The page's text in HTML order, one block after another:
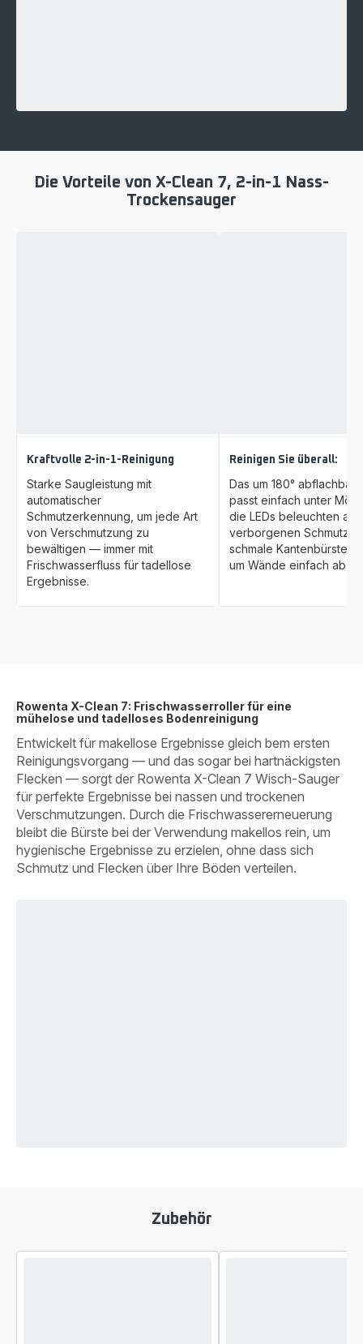
Die Vorteile von X-Clean 7, 2-in-1 Nass-
Trockensauger
Kraftvolle 2-in-1-Reinigung
Starke Saugleistung mit
automatischer
Schmutzerkennung, um jede Art
von Verschmutzung zu
bewältigen — immer mit
Frischwasserfluss für tadellose
Ergebnisse.
Reinigen Sie überall:
Das um 180°
passt einfach unter
die LEDs beleuchten
verborgenen Schmutz.
schmale Kantenbürste
um Wände einfach
Rowenta X-Clean 7: Frischwasserroller für eine
mühelose und tadelloses Bodenreinigung
Entwickelt für makellose Ergebnisse gleich bem ersten
Reinigungsvorgang — und das sogar bei hartnäckigsten
Flecken — sorgt der Rowenta X-Clean 7 Wisch-Sauger
für perfekte Ergebnisse bei nassen und trockenen
Verschmutzungen. Durch die Frischwassererneuerung
bleibt die Bürste bei der Verwendung makellos rein, um
hygienische Ergebnisse zu erzielen, ohne dass sich
Schmutz und Flecken über Ihre Böden verteilen.
Zubehör